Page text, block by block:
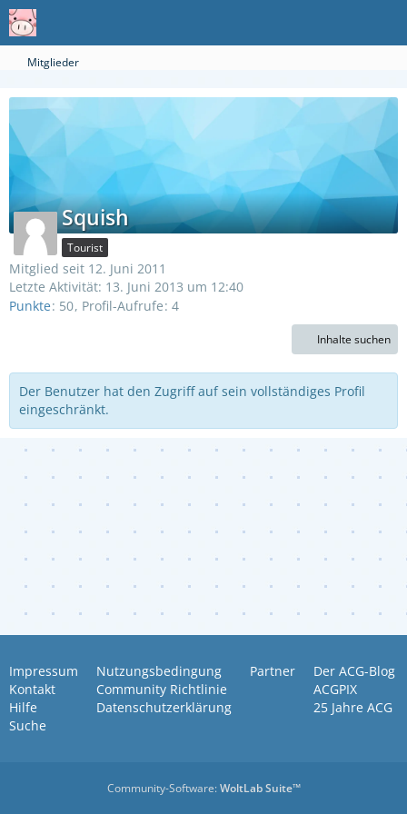
Mitglieder
Squish
Tourist
Mitglied seit 12. Juni 2011
Letzte Aktivität: 13. Juni 2013 um 12:40
Punkte 50 Profil-Aufrufe 4
Inhalte suchen
Der Benutzer hat den Zugriff auf sein vollständiges Profil
eingeschränkt.
Impressum
Kontakt
Hilfe
Suche
Nutzungsbedingung
Community Richtlinie
Datenschutzerklärung
Partner
Der ACG-Blog
ACGPIX
25 Jahre ACG
Community-Software:WoltLab Suite™